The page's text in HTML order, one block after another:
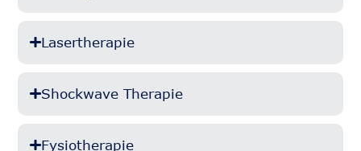
Lasertherapie
Shockwave Therapie
Fysiotherapie